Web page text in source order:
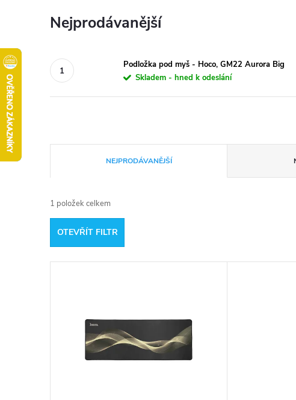
Nejprodávanější
Podložka pod myš - Hoco, GM22 Aurora Big
Skladem - hned k odeslání
a
z
e
NEJPRODÁVANĚJŠÍ
1 položek celkem
OTEVŘÍT FILTR